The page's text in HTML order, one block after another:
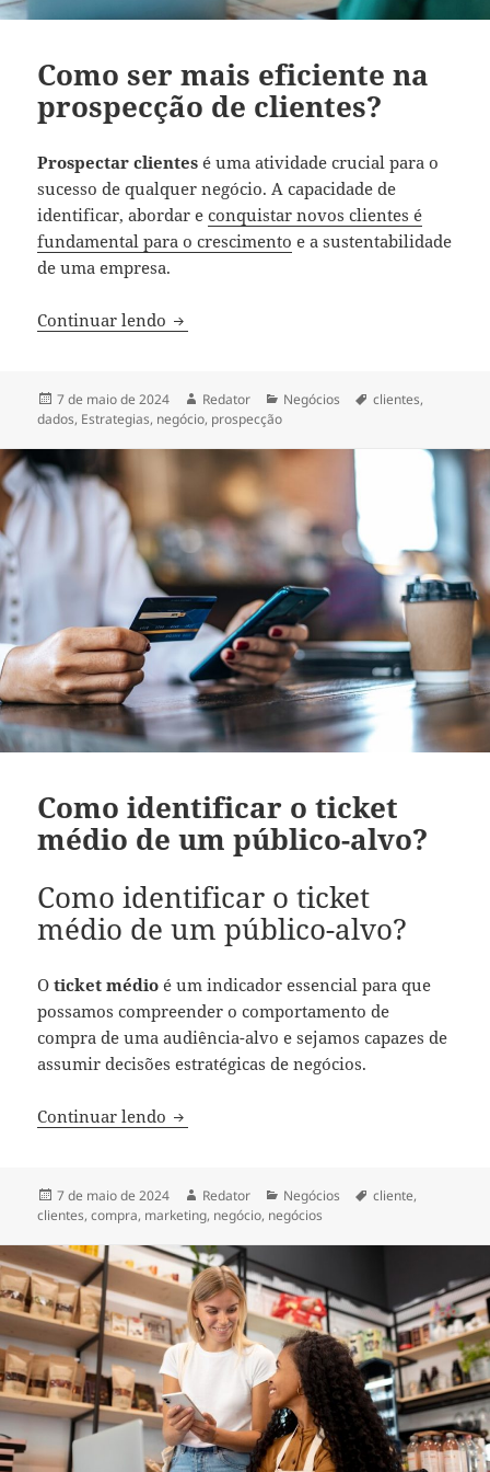
Como ser mais eficiente na
prospecção de clientes?
Prospectar clientes é uma atividade crucial para o
sucesso de qualquer negócio. A capacidade de
identificar, abordar econquistar novos clientes é
fundamental para o crescimento e a sustentabilidade
de uma empresa.
Continuar lendo Como ser mais eficiente na prospecção
Publicado
em
7 de maio de 2024 Autor
Redator Categorias
Negócios Tags
clientes,
dados, Estrategias, negócio, prospecção
Como identificar o ticket
médio de um público-alvo?
Como identificar o ticket
médio de um público-alvo?
Oticket médio é um indicador essencial para que
possamos compreender o comportamento de
compra de uma audiência-alvo e sejamos capazes de
assumir decisões estratégicas de negócios.
Continuar lendo Como identificar o ticket médio de um
Publicado
em
7 de maio de 2024 Autor
Redator Categorias
Negócios Tags
cliente,
clientes,compra, marketing, negócio, negócios